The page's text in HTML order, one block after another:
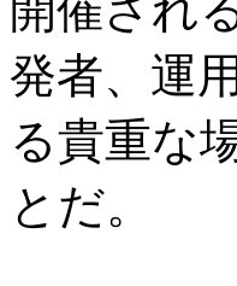
発者、運
る貴重な
とだ。